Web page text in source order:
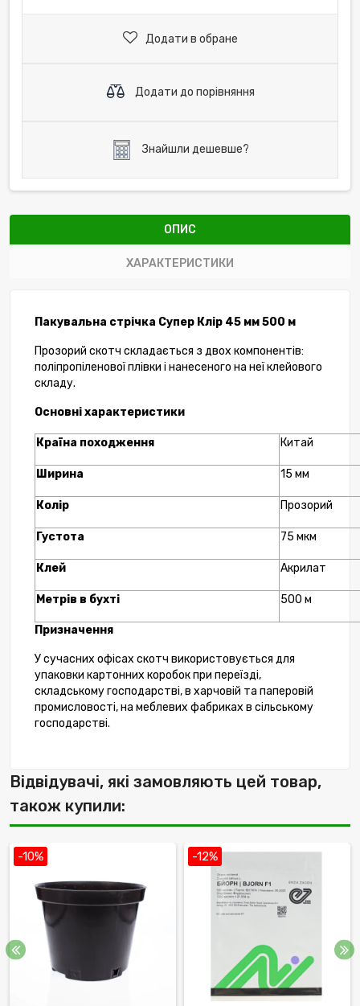
Додати в обране
Додати до порівняння
Знайшли дешевше?
ОПИС
ХАРАКТЕРИСТИКИ
Пакувальна стрічка Супер Клір 45 мм 500 м
Прозорий скотч складається з двох компонентів:
поліпропіленової плівки і нанесеного на неї клейового
складу.
Основні характеристики
Країна походження Китай
Ширина 15 мм
Колір Прозорий
Густота 75 мкм
Клей Акрилат
Метрів в бухті 500 м
Призначення
У сучасних офісах скотч використовується для
упаковки картонних коробок при переїзді,
складському господарстві,в харчовій та паперовій
промисловості, на меблевих фабриках в сільському
господарстві.
Відвідувачі, які замовляють цей товар,
також купили:
-10% -12%